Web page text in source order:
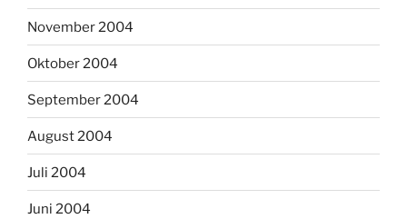
November 2004
Oktober 2004
September 2004
August 2004
Juli 2004
Juni 2004